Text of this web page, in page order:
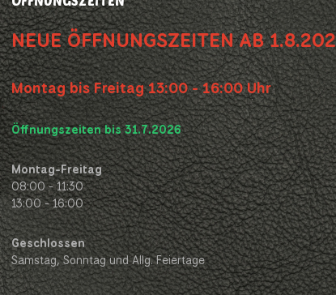
NEUE ÖFFNUNGSZEITEN AB
Montag bis Freitag 13:00 - 16:00 Uhr
Öffnungszeiten bis 31.7.2026
Montag-Freitag
08:00 - 11:30
13:00 - 16:00
Geschlossen
Samstag, Sonntag und Allg. Feiertage